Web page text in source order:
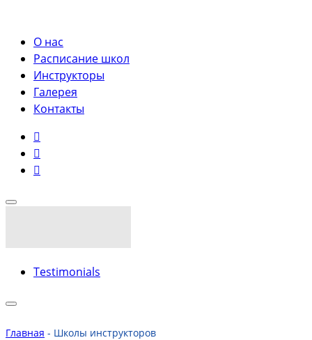
О нас
Расписание школ
Инструкторы
Галерея
Контакты
Testimonials
Главная - Школы инструкторов